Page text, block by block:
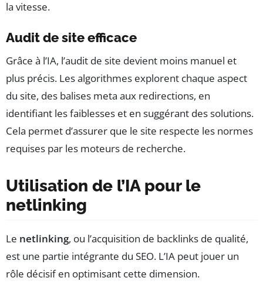
la vitesse.
Audit de site efficace
Grâce à l’IA, l’audit de site devient moins manuel et
plus précis. Les algorithmes explorent chaque aspect
du site, des balises meta aux redirections, en
identifiant les faiblesses et en suggérant des solutions.
Cela permet d’assurer que le site respecte les normes
requises par les moteurs de recherche.
Utilisation de l’IA pour le
netlinking
Le netlinking, ou l’acquisition de backlinks de qualité,
est une partie intégrante du SEO. L’IA peut jouer un
rôle décisif en optimisant cette dimension.